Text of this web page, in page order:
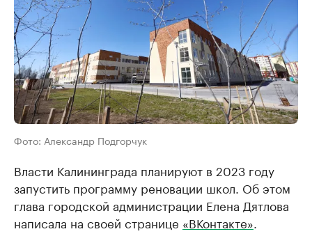
Фото: Александр Подгорчук
Власти Калининграда планируют в 2023 году
запустить программу реновации школ. Об этом
глава городской администрации Елена Дятлова
написала на своей странице «ВКонтакте»